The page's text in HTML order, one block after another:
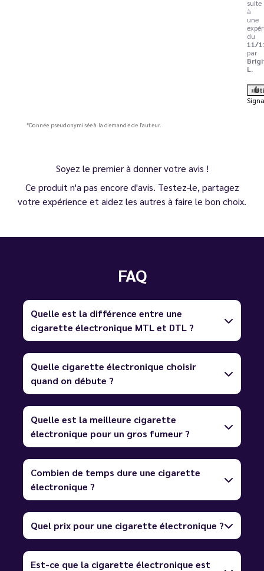
suite
à
une
du
11/
par
L.
*Donnée pseudonymisée à la demande de l'auteur.
Soyez le premier à donner votre avis !
Ce produit n'a pas encore d'avis. Testez-le, partagez
votre expérience et aidez les autres à faire le bon choix.
FAQ
Quelle est la différence entre une
cigarette électronique MTL et DTL ?
Quelle cigarette électronique choisir
quand on débute ?
Quelle est la meilleure cigarette
électronique pour un gros fumeur ?
Combien de temps dure une cigarette
électronique ?
Quel prix pour une cigarette électronique ?
Est-ce que la cigarette électronique est